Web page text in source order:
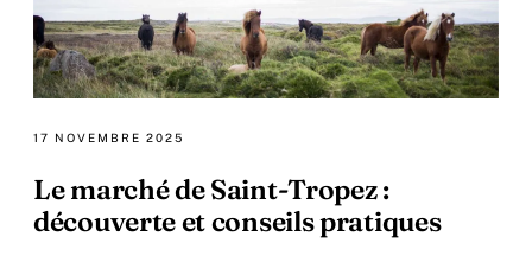
17 NOVEMBRE 2025
Le marché de Saint-Tropez :
découverte et conseils pratiques